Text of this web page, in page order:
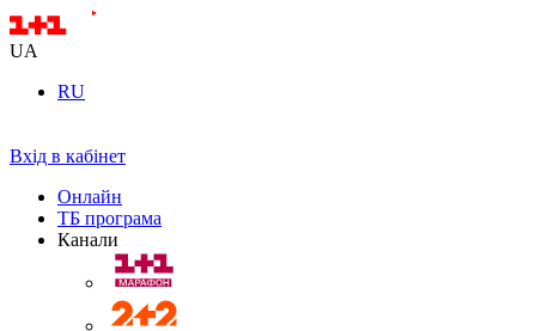
UA
RU
Вхід в кабінет
Онлайн
ТБ програма
Канали